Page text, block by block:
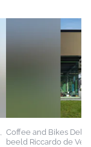
Coffee and Bikes Delft
beeld Riccardo de